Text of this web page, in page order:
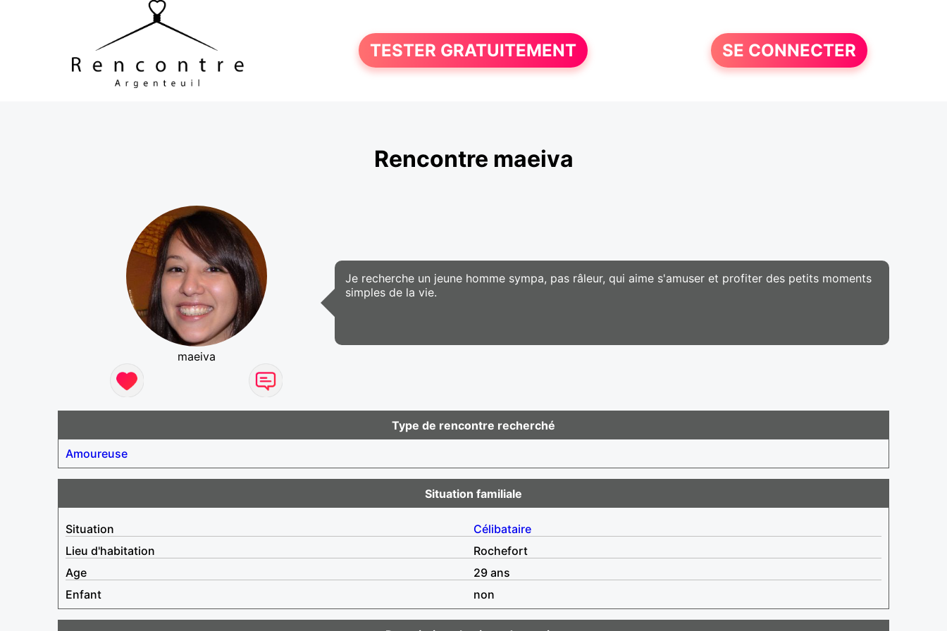
TESTER GRATUITEMENT SE CONNECTER
Rencontre maeiva
maeiva
Je recherche un jeune homme sympa, pas râleur, qui aime s'amuser et profiter des petits moments
simples de la vie.
Type de rencontre recherché
Amoureuse
Situation familiale
Situation
Célibataire
Lieu d'habitation
Rochefort
Age
29 ans
Enfant
non